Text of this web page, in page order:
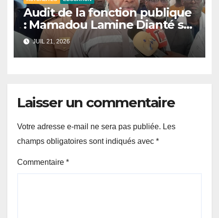
Audit de la fonction publique
: Mamadou Lamine Dianté se
félicite du bon déroulement
des opérations à Thiès
JUIL 21, 2026
Laisser un commentaire
Votre adresse e-mail ne sera pas publiée. Les
champs obligatoires sont indiqués avec *
Commentaire *